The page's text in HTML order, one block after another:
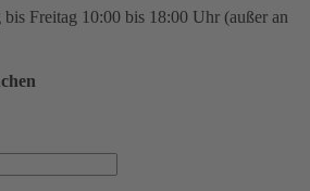
bis Freitag 10:00 bis 18:00 Uhr (außer an